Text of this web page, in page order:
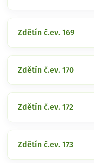
Zdětín č.ev. 169
Zdětín č.ev. 170
Zdětín č.ev. 172
Zdětín č.ev. 173